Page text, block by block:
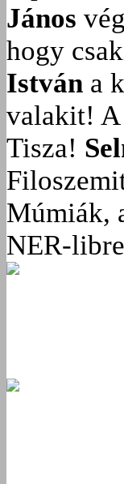
János
hogy
István a
valakit!
Tisza!
Múmiák,
NER-